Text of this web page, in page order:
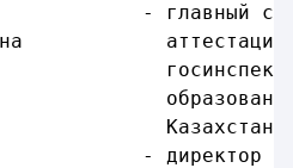
- главный
и
и
к.п.н.,
- директор